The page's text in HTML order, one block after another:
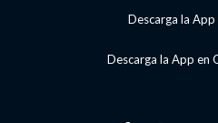
Descarga la
Descarga la App en